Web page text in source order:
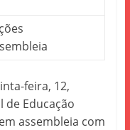
feira, 12,
de Educação
assembleia com